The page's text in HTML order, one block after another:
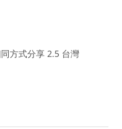
方式分享 2.5 台灣